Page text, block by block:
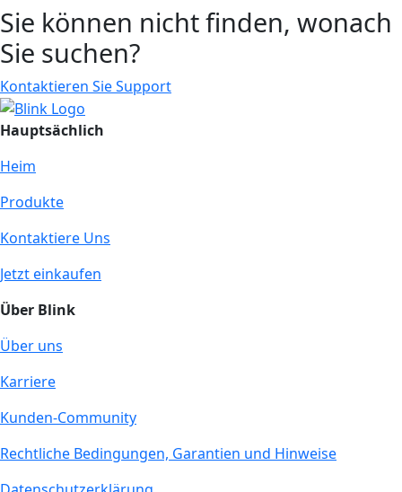
Sie können nicht finden, wonach
Sie suchen?
Kontaktieren Sie Support
Hauptsächlich
Heim
Produkte
Kontaktiere Uns
Jetzt einkaufen
Über Blink
Über uns
Karriere
Kunden-Community
Rechtliche Bedingungen, Garantien und Hinweise